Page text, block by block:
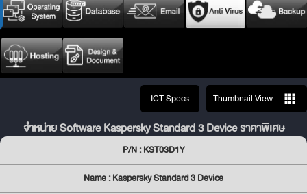
ICT Specs Thumbnail View
จำหน่าย Software Kaspersky Standard 3 Device ราคาพิเศษ
P/N : KST03D1Y
Name : Kaspersky Standard 3 Device